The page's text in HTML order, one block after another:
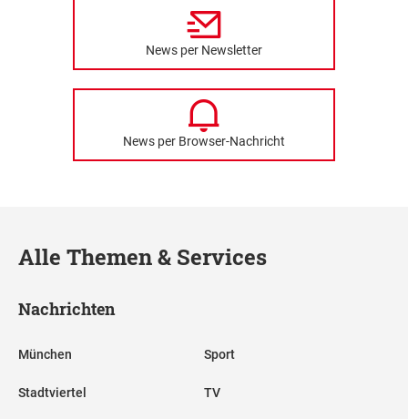
News per Newsletter
News per Browser-Nachricht
Alle Themen & Services
Nachrichten
München
Stadtviertel
Sport
TV